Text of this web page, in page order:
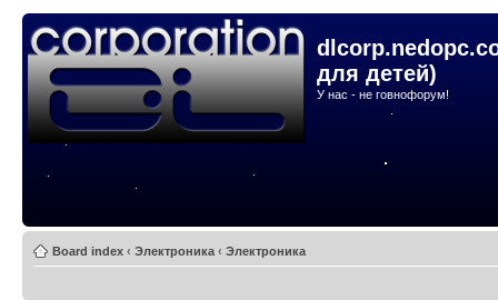
для детей)
У нас - не говнофорум!
Board index ‹ Электроника ‹ Электроника